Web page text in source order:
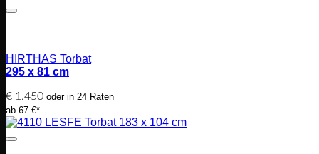
HIRTHAS Torbat
295 x 81 cm
€ 1.450 oder in 24 Raten
ab 67 €*